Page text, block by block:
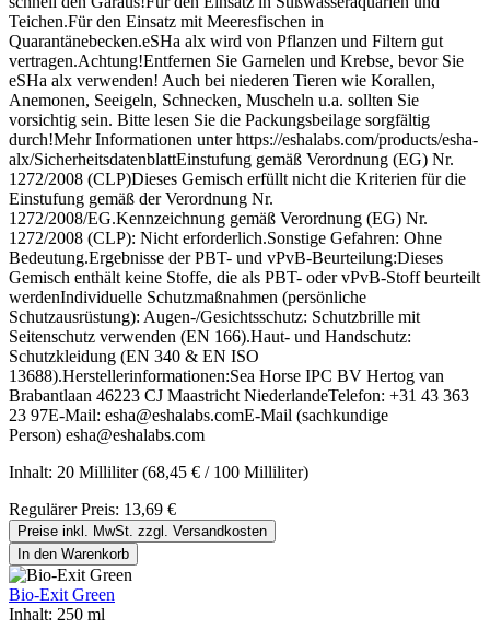
Teichen.Für den Einsatz mit Meeresfischen in
Quarantänebecken.eSHa alx wird von Pflanzen und Filtern gut
vertragen.Achtung!Entfernen Sie Garnelen und Krebse, bevor Sie
eSHa alx verwenden! Auch bei niederen Tieren wie Korallen,
Anemonen, Seeigeln, Schnecken, Muscheln u.a. sollten Sie
vorsichtig sein. Bitte lesen Sie die Packungsbeilage sorgfältig
durch!Mehr Informationen unter https://eshalabs.com/products/esha-
alx/SicherheitsdatenblattEinstufung gemäß Verordnung (EG) Nr.
1272/2008 (CLP)Dieses Gemisch erfüllt nicht die Kriterien für die
Einstufung gemäß der Verordnung Nr.
1272/2008/EG.Kennzeichnung gemäß Verordnung (EG) Nr.
1272/2008 (CLP): Nicht erforderlich.Sonstige Gefahren: Ohne
Bedeutung.Ergebnisse der PBT- und vPvB-Beurteilung:Dieses
Gemisch enthält keine Stoffe, die als PBT- oder vPvB-Stoff beurteilt
werdenIndividuelle Schutzmaßnahmen (persönliche
Schutzausrüstung): Augen-/Gesichtsschutz: Schutzbrille mit
Seitenschutz verwenden (EN 166).Haut- und Handschutz:
Schutzkleidung (EN 340 & EN ISO
13688).Herstellerinformationen:Sea Horse IPC BV Hertog van
Brabantlaan 46223 CJ Maastricht NiederlandeTelefon: +31 43 363
23 97E-Mail: esha@eshalabs.comE-Mail (sachkundige
Person) esha@eshalabs.com
Inhalt: 20 Milliliter(68,45 € / 100 Milliliter)
Regulärer Preis: 13,69 €
Preise inkl. MwSt. zzgl. Versandkosten
In den Warenkorb
Bio-Exit Green
Inhalt: 250 ml